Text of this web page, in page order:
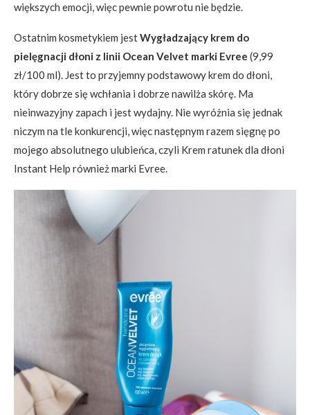
większych emocji, więc pewnie powrotu nie będzie.
Ostatnim kosmetykiem jestWygładzający krem do
pielęgnacji dłoni z linii Ocean Velvet marki Evree (9,99
zł/100 ml). Jest to przyjemny podstawowy krem do dłoni,
który dobrze się wchłania i dobrze nawilża skórę. Ma
nieinwazyjny zapach i jest wydajny. Nie wyróżnia się jednak
niczym na tle konkurencji, więc następnym razem sięgnę po
mojego absolutnego ulubieńca, czyli Krem ratunek dla dłoni
Instant Help również marki Evree.